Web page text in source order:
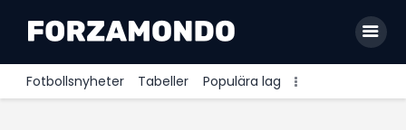
Fotbollsnyheter Tabeller Populära lag